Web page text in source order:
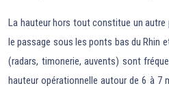
La hauteur hors tout constitue un autre
le passage sous les ponts bas du Rhin
(radars, timonerie, auvents) sont
hauteur opérationnelle autour de 6 à 7